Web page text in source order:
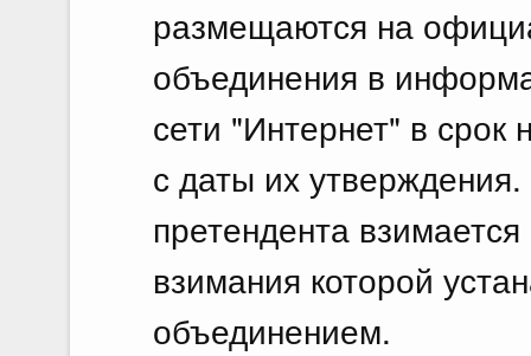
размещаются на
объединения в
сети "Интернет" в срок
с даты их
претендента
взимания которой
объединением.